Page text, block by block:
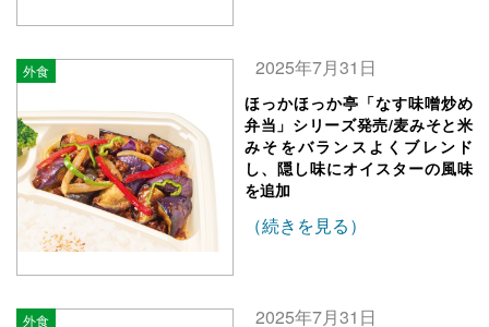
外食 2025年7月31日
ほっかほっか亭「なす味噌炒め
弁当」シリーズ発売/麦みそと米
みそをバランスよくブレンド
し、隠し味にオイスターの風味
を追加
（続きを見る）
外食 2025年7月31日